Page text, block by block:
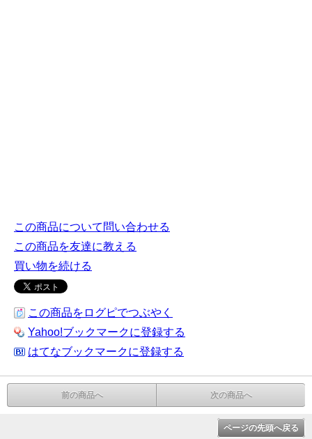
この商品について問い合わせる
この商品を友達に教える
買い物を続ける
この商品をログピでつぶやく
Yahoo!ブックマークに登録する
はてなブックマークに登録する
前の商品へ 次の商品へ
ページの先頭へ戻る